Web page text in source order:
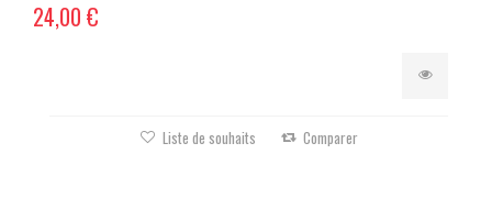
24,00 €
Liste de souhaits Comparer